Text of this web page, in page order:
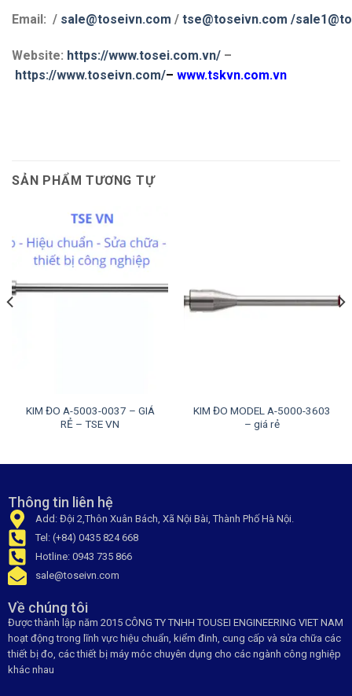
Email: / sale@toseivn.com / tse@toseivn.com /
Website: https://www.tosei.com.vn/ –
https://www.toseivn.com/– www.tskvn.com.vn
SẢN PHẨM TƯƠNG TỰ
KIM ĐO A-5003-0037 – GIÁ
RẺ – TSE VN
KIM ĐO MODEL A-5000-3603
– giá rẻ
Thông tin liên hệ
Add: Đội 2,Thôn Xuân Bách, Xã Nội Bài, Thành Phố Hà Nội.
Tel: (+84) 0435 824 668
Hotline: 0943 735 866
sale@toseivn.com
Về chúng tôi
Được thành lập năm 2015 CÔNG TY TNHH TOUSEI ENGINEERING VIET NAM
hoạt động trong lĩnh vực hiệu chuẩn, kiểm đinh, cung cấp và sửa chữa các
thiết bị đo, các thiết bị máy móc chuyên dụng cho các ngành công nghiệp
khác nhau